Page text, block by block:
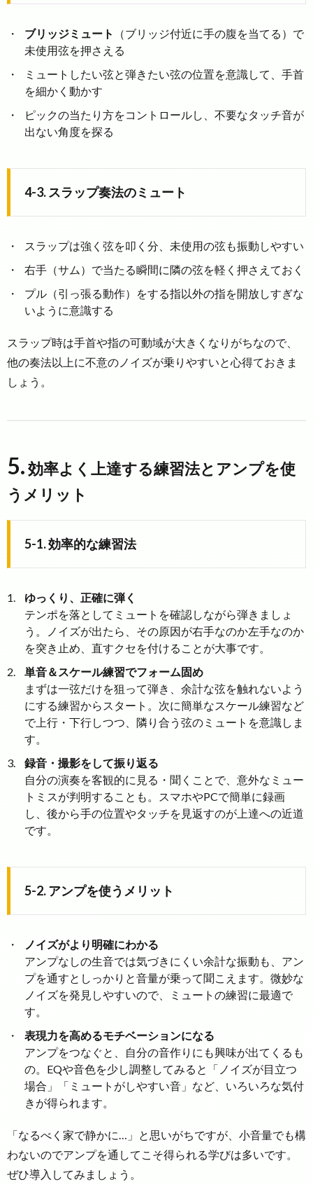
ブリッジミュート
（ブリッジ付近に手の腹を当てる）で
未使用弦を押さえる
ミュートしたい弦と弾きたい弦の位置を意識して、手首
を細かく動かす
ピックの当たり方をコントロールし、不要なタッチ音が
出ない角度を探る
4-3. スラップ奏法のミュート
スラップは強く弦を叩く分、未使用の弦も振動しやすい
右手（サム）で当たる瞬間に隣の弦を軽く押さえておく
プル（引っ張る動作）をする指以外の指を開放しすぎな
いように意識する
スラップ時は手首や指の可動域が大きくなりがちなので、
他の奏法以上に不意のノイズが乗りやすいと心得ておきま
しょう。
5.効率よく上達する練習法とアンプを使
うメリット
5-1. 効率的な練習法
ゆっくり、正確に弾く
テンポを落としてミュートを確認しながら弾きましょ
う。ノイズが出たら、その原因が右手なのか左手なのか
を突き止め、直すクセを付けることが大事です。
単音＆スケール練習でフォーム固め
まずは一弦だけを狙って弾き、余計な弦を触れないよう
にする練習からスタート。次に簡単なスケール練習など
で上行・下行しつつ、隣り合う弦のミュートを意識しま
す。
録音・撮影をして振り返る
自分の演奏を客観的に見る・聞くことで、意外なミュー
トミスが判明することも。スマホやPCで簡単に録画
し、後から手の位置やタッチを見返すのが上達への近道
です。
5-2. アンプを使うメリット
ノイズがより明確にわかる
アンプなしの生音では気づきにくい余計な振動も、アン
プを通すとしっかりと音量が乗って聞こえます。微妙な
ノイズを発見しやすいので、ミュートの練習に最適で
す。
表現力を高めるモチベーションになる
アンプをつなぐと、自分の音作りにも興味が出てくるも
の。EQや音色を少し調整してみると「ノイズが目立つ
場合」「ミュートがしやすい音」など、いろいろな気付
きが得られます。
「なるべく家で静かに…」と思いがちですが、小音量でも構
わないのでアンプを通してこそ得られる学びは多いです。
ぜひ導入してみましょう。